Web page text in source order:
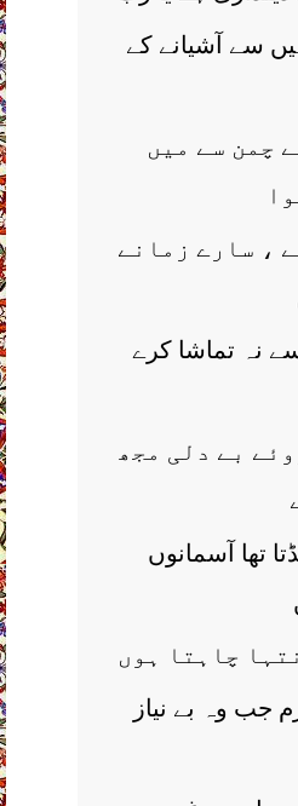
سے آشيانے کے
چمن سے ميں
، سارے زمانے
نہ تماشا کرے
بے دلی مجھ
تھا آسمانوں
چاہتا ہوں
وہ بے نياز